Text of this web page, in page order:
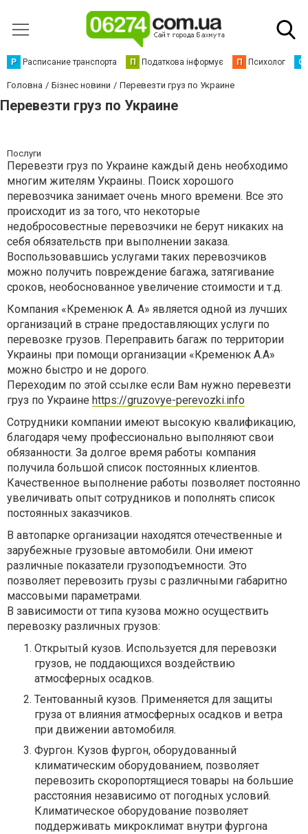
Р Расписание транспорта П Податкова інформує П Психолог С
Головна Бізнес новини Перевезти груз по Украине
Перевезти груз по Украине
Послуги
Перевезти груз по Украине каждый день необходимо
многим жителям Украины. Поиск хорошого
перевозчика занимает очень много времени. Все это
происходит из за того, что некоторые
недобросовестные перевозчики не берут никаких на
себя обязательств при выполнении заказа.
Воспользовавшись услугами таких перевозчиков
можно получить повреждение багажа, затягивание
сроков, необоснованное увеличение стоимости и т.д.
Компания «Кременюк А. А» является одной из лучших
организаций в стране предоставляющих услуги по
перевозке грузов. Переправить багаж по территории
Украины при помощи организации «Кременюк А.А»
можно быстро и не дорого.
Переходим по этой ссылке если Вам нужно перевезти
груз по Украине https://gruzovye-perevozki.info
Сотрудники компании имеют высокую квалификацию,
благодаря чему профессионально выполняют свои
обязанности. За долгое время работы компания
получила большой список постоянных клиентов.
Качественное выполнение работы позволяет постоянно
увеличивать опыт сотрудников и пополнять список
постоянных заказчиков.
В автопарке организации находятся отечественные и
зарубежные грузовые автомобили. Они имеют
различные показатели грузоподъемности. Это
позволяет перевозить грузы с различными габаритно
массовыми параметрами.
В зависимости от типа кузова можно осуществить
перевозку различных грузов:
Открытый кузов. Используется для перевозки
грузов, не поддающихся воздействию
атмосферных осадков.
Тентованный кузов. Применяется для защиты
груза от влияния атмосферных осадков и ветра
при движении автомобиля.
Фургон. Кузов фургон, оборудованный
климатическим оборудованием, позволяет
перевозить скоропортящиеся товары на большие
расстояния независимо от погодных условий.
Климатическое оборудование позволяет
поддерживать микроклимат внутри фургона